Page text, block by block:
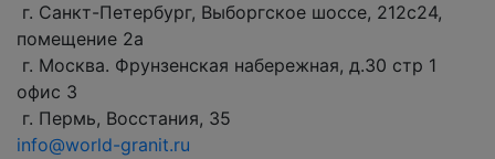
г. Санкт-Петербург, Выборгское шоссе, 212с24,
помещение 2а
г. Москва. Фрунзенская набережная, д.30 стр 1
офис 3
г. Пермь, Восстания, 35
info@world-granit.ru